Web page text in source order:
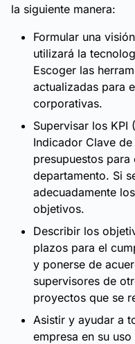
la siguiente manera:
Formular una
utilizará la
Escoger las
actualizadas para
corporativas.
Supervisar los KPI
Indicador Clave
presupuestos
departamento. Si
adecuadamente
objetivos.
Describir los
plazos para el
y ponerse de
supervisores de
proyectos que se
Asistir y ayudar a
empresa en su